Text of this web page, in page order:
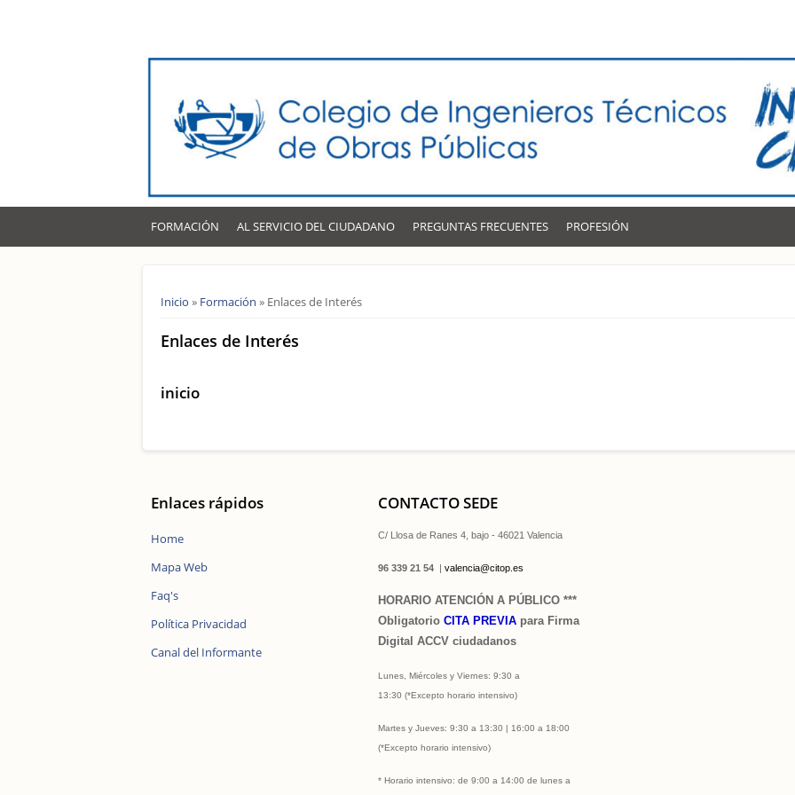
FORMACIÓN AL SERVICIO DEL CIUDADANO PREGUNTAS FRECUENTES PROFESIÓN
Usted está aquí
Inicio » Formación » Enlaces de Interés
Enlaces de Interés
inicio
Enlaces rápidos
Home
Mapa Web
Faq's
Política Privacidad
Canal del Informante
CONTACTO SEDE
C/ Llosa de Ranes 4, bajo - 46021 Valencia
96 339 21 54 | valencia@citop.es
HORARIO ATENCIÓN A PÚBLICO ***
Obligatorio CITA PREVIA para Firma
Digital ACCV ciudadanos
Lunes, Miércoles y Viernes: 9:30 a
13:30 (*Excepto horario intensivo)
Martes y Jueves: 9:30 a 13:30 | 16:00 a 18:00
(*Excepto horario intensivo)
* Horario intensivo: de 9:00 a 14:00 de lunes a